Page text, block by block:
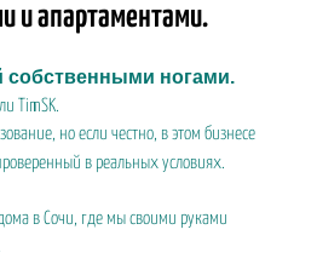
и апартаментами.
собственными ногами.
TimSK.
но если честно, в этом бизнесе
в реальных условиях.
в Сочи, где мы своими руками